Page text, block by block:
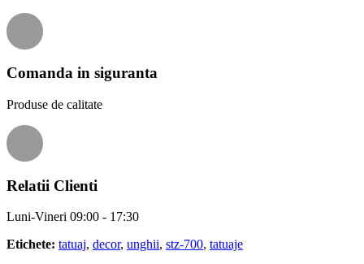
Comanda in siguranta
Produse de calitate
Relatii Clienti
Luni-Vineri 09:00 - 17:30
Etichete: tatuaj, decor, unghii, stz-700, tatuaje